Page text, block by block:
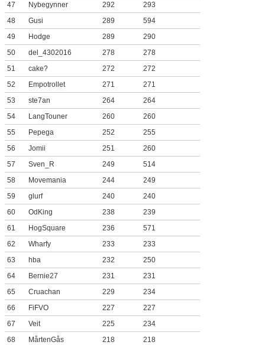
47
Nybegynner 292
293
48
Gusi 289
594
49
Hodge 289
290
50
del_4302016 278
278
51
cake? 272
272
52
Empotrollet 271
271
53
ste7an 264
264
54
LangTouner 260
260
55
Pepega 252
255
56
Jomii 251
260
57
Sven_R 249
514
58
Movemania 244
249
59
glurf 240
240
60
OdKing 238
239
61
HogSquare 236
571
62
Wharfy 233
233
63
hba 232
250
64
Bernie27 231
231
65
Cruachan 229
234
66
FiFVO 227
227
67
Veit 225
234
68
MårtenGås 218
218